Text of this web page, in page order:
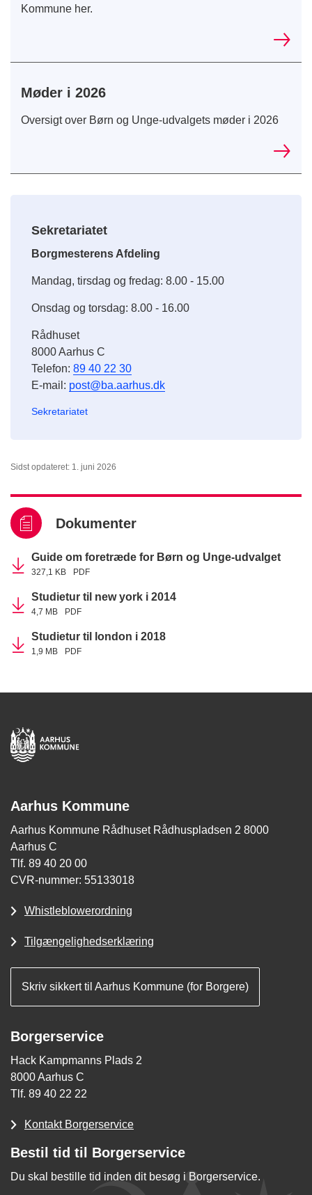
Kommune her.
Møder i 2026
Oversigt over Børn og Unge-udvalgets møder i 2026
Sekretariatet
Borgmesterens Afdeling
Mandag, tirsdag og fredag: 8.00 - 15.00
Onsdag og torsdag: 8.00 - 16.00
Rådhuset
8000 Aarhus C
Telefon: 89 40 22 30
E-mail: post@ba.aarhus.dk
Sekretariatet
Sidst opdateret: 1. juni 2026
Dokumenter
Guide om foretræde for Børn og Unge-udvalget
327,1 KB PDF
Studietur til new york i 2014
4,7 MB PDF
Studietur til london i 2018
1,9 MB PDF
Aarhus Kommune
Aarhus Kommune Rådhuset Rådhuspladsen 2 8000
Aarhus C
Tlf. 89 40 20 00
CVR-nummer: 55133018
Whistleblowerordning
Tilgængelighedserklæring
Skriv sikkert til Aarhus Kommune (for Borgere)
Borgerservice
Hack Kampmanns Plads 2
8000 Aarhus C
Tlf. 89 40 22 22
Kontakt Borgerservice
Bestil tid til Borgerservice
Du skal bestille tid inden dit besøg i Borgerservice.